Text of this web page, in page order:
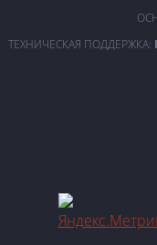
ТЕХНИЧЕСКАЯ ПОДДЕРЖКА: